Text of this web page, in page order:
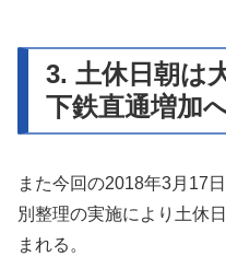
3. 土休日朝は
下鉄直通増加
また今回の2018年3月17
別整理の実施により土休
まれる。